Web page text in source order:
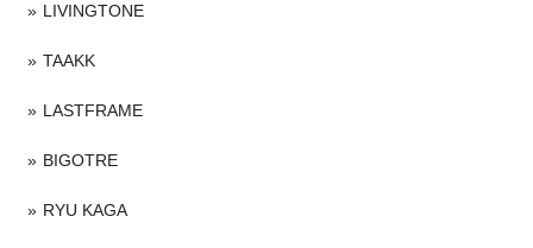
LIVINGTONE
TAAKK
LASTFRAME
BIGOTRE
RYU KAGA